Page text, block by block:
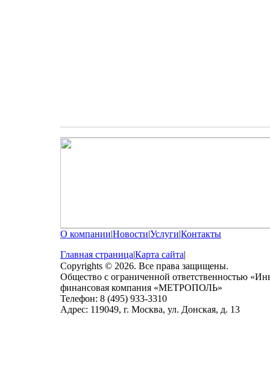
О компании|Новости|Услуги|Контакты
Главная страница|Карта сайта|
Copyrights © 2026. Все права защищены.
Общество с ограниченной ответственностью
финансовая компания «МЕТРОПОЛЬ»
Телефон: 8 (495) 933-3310
Адрес: 119049, г. Москва, ул. Донская, д. 13